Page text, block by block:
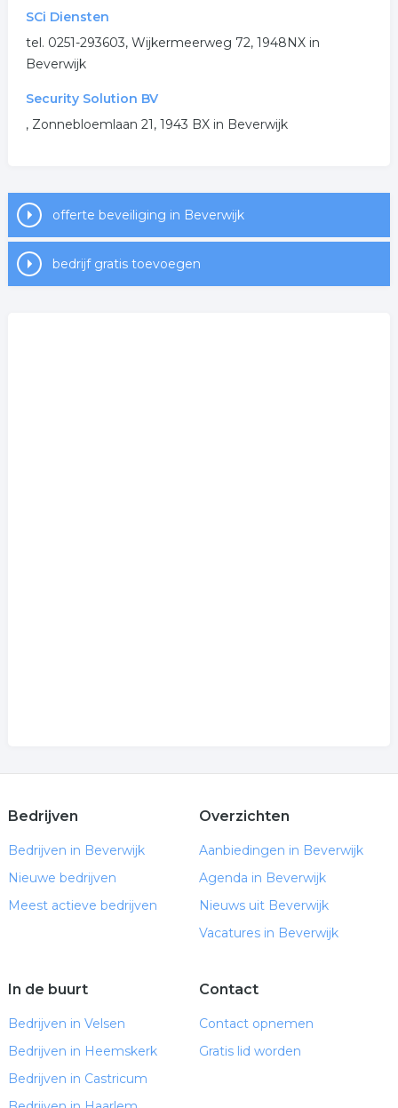
SCi Diensten
tel. 0251-293603, Wijkermeerweg 72, 1948NX in
Beverwijk
Security Solution BV
, Zonnebloemlaan 21, 1943 BX in Beverwijk
offerte beveiliging in Beverwijk
bedrijf gratis toevoegen
Bedrijven
Bedrijven in Beverwijk
Nieuwe bedrijven
Meest actieve bedrijven
Overzichten
Aanbiedingen in Beverwijk
Agenda in Beverwijk
Nieuws uit Beverwijk
Vacatures in Beverwijk
In de buurt
Bedrijven in Velsen
Bedrijven in Heemskerk
Bedrijven in Castricum
Contact
Contact opnemen
Gratis lid worden